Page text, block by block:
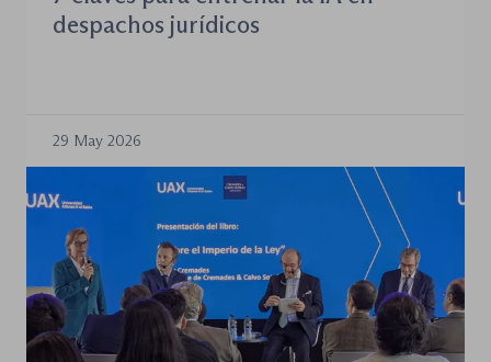
despachos jurídicos
29 May 2026